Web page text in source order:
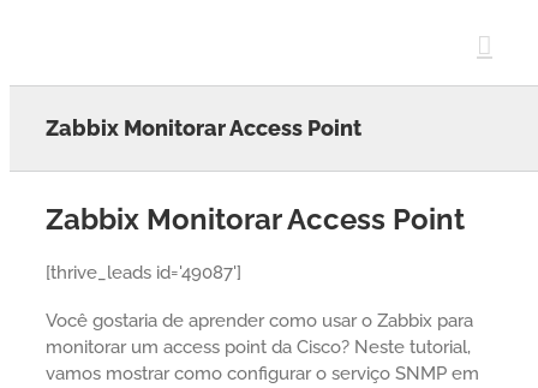
Zabbix Monitorar Access Point
Zabbix Monitorar Access Point
[thrive_leads id='49087']
Você gostaria de aprender como usar o Zabbix para
monitorar um access point da Cisco? Neste tutorial,
vamos mostrar como configurar o serviço SNMP em